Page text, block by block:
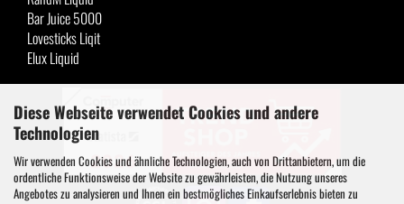
Diese Webseite verwendet Cookies und andere
Technologien
Wir verwenden Cookies und ähnliche Technologien, auch von Drittanbietern, um die
ordentliche Funktionsweise der Website zu gewährleisten, die Nutzung unseres
Angebotes zu analysieren und Ihnen ein bestmögliches Einkaufserlebnis bieten zu
Bar Juice 5000
Lovesticks Liqit
Elux Liquid